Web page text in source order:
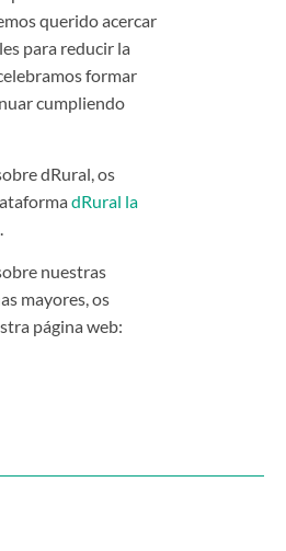
querido acercar
para reducir la
formar
cumpliendo
dRural, os
dRural la
nuestras
mayores, os
página web: